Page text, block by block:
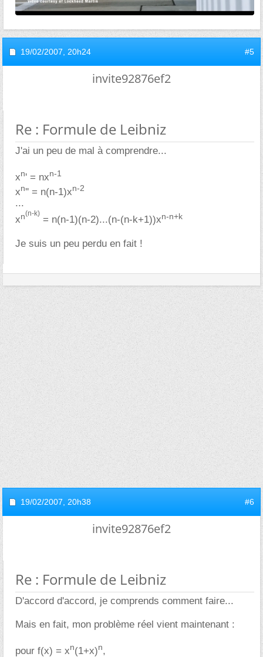
19/02/2007, 20h24 #5
invite92876ef2
Re : Formule de Leibniz
J'ai un peu de mal à comprendre...
xn' = nxn-1
xn'' = n(n-1)xn-2
...
xn(n-k)
= n(n-1)(n-2)...(n-(n-k+1))xn-n+k
Je suis un peu perdu en fait !
19/02/2007, 20h38 #6
invite92876ef2
Re : Formule de Leibniz
D'accord d'accord, je comprends comment faire...
Mais en fait, mon problème réel vient maintenant :
pour f(x) = xn(1+x)n,